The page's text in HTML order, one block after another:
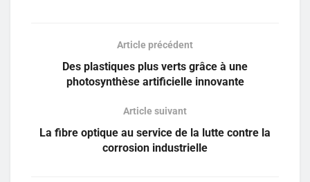
Article précédent
Des plastiques plus verts grâce à une
photosynthèse artificielle innovante
Article suivant
La fibre optique au service de la lutte contre la
corrosion industrielle